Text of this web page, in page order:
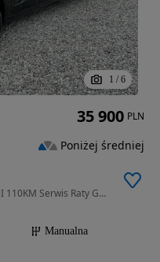
1 / 6
1598 cm3 • 110 KM • LIFT 5drzwi 1.6 TDI 110KM Serwis Raty GWARANCJA
Manualna
35 900 PLN
Poniżej średniej